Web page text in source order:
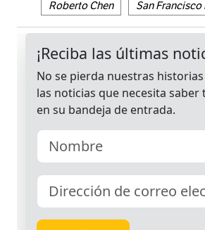
Roberto Chen
San Francisco